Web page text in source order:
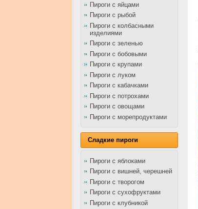
Пироги с яйцами
Пироги с рыбой
Пироги с колбасными
изделиями
Пироги с зеленью
Пироги с бобовыми
Пироги с крупами
Пироги с луком
Пироги с кабачками
Пироги с потрохами
Пироги с овощами
Пироги с морепродуктами
Сладкие пироги
Пироги с яблоками
Пироги с вишней, черешней
Пироги с творогом
Пироги с сухофруктами
Пироги с клубникой